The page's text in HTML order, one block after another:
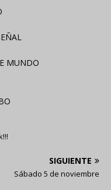
MUNDO
SIGUIENTE
Sábado 5 de noviembre